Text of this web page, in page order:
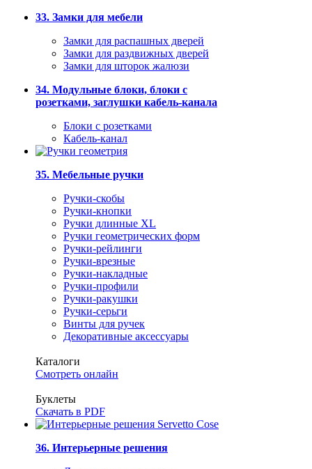
33. Замки для мебели
Замки для распашных дверей
Замки для раздвижных дверей
Замки для шторок жалюзи
34. Модульные блоки, блоки с
розетками, заглушки кабель-канала
Блоки с розетками
Кабель-канал
35. Мебельные ручки
Ручки-скобы
Ручки-кнопки
Ручки длинные XL
Ручки геометрических форм
Ручки-рейлинги
Ручки-врезные
Ручки-накладные
Ручки-профили
Ручки-ракушки
Ручки-серьги
Винты для ручек
Декоративные аксессуары
Каталоги
Смотреть онлайн
Буклеты
Скачать в PDF
36. Интерьерные решения